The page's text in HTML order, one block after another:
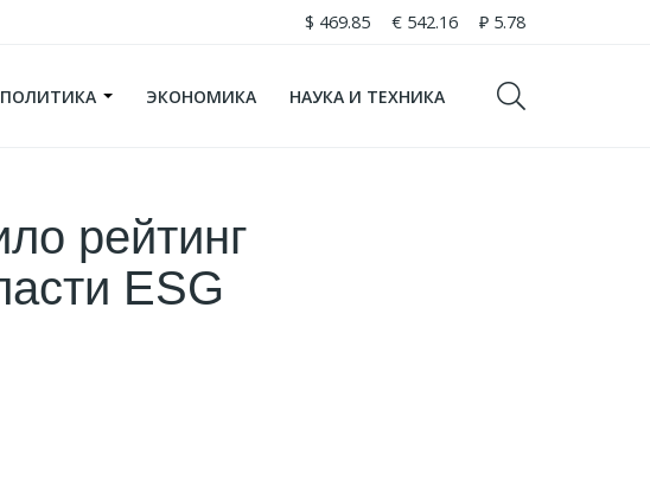
$ 469.85 € 542.16 ₽ 5.78
ПОЛИТИКА ЭКОНОМИКА НАУКА И ТЕХНИКА
рейтинг
ESG